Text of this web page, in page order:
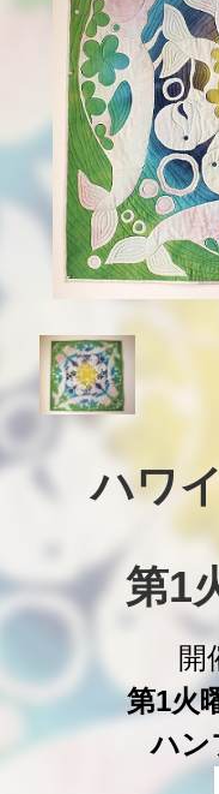
ハワ
第1
開
第1火
ハン